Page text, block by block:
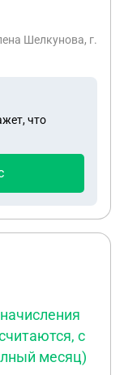
даже
очного
" Его
это? Если
Т.к.
февраля.
Шелкунова, г.
что
с
месяц)